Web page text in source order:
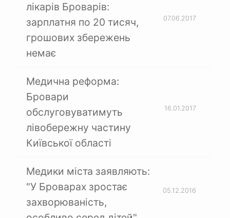
лікарів Броварів:
зарплатня по 20 тисяч,
грошових збережень
немає
07.06.2017
Медична реформа:
Бровари
обслуговуватимуть
лівобережну частину
Київської області
16.01.2017
Медики міста заявляють:
"У Броварах зростає
захворюваність,
05.12.2016